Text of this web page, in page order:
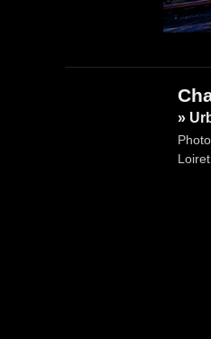
»
Loiret.